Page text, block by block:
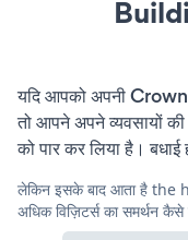
यदि आपको अपनी
तो आपने अपने व्यवसायों
को पार कर लिया है। बधाई
लेकिन इसके बाद आता है
अधिक विज़िटर्स का समर्थन